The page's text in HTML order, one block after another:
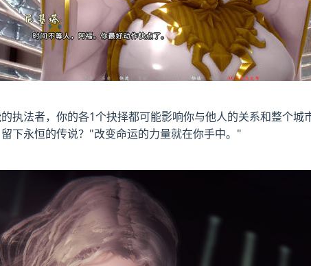
执法者，你的各1个抉择都可能影响你与他人的关系和整个
下永恒的传说？"改变命运的力量就在你手中。"